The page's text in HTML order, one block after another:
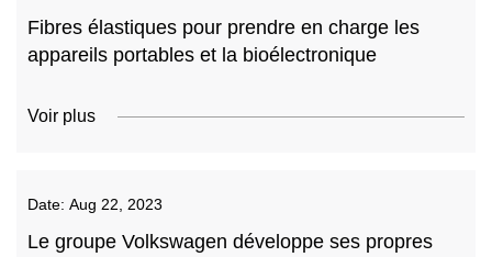
Fibres élastiques pour prendre en charge les
appareils portables et la bioélectronique
Voir plus
Date: Aug 22, 2023
Le groupe Volkswagen développe ses propres